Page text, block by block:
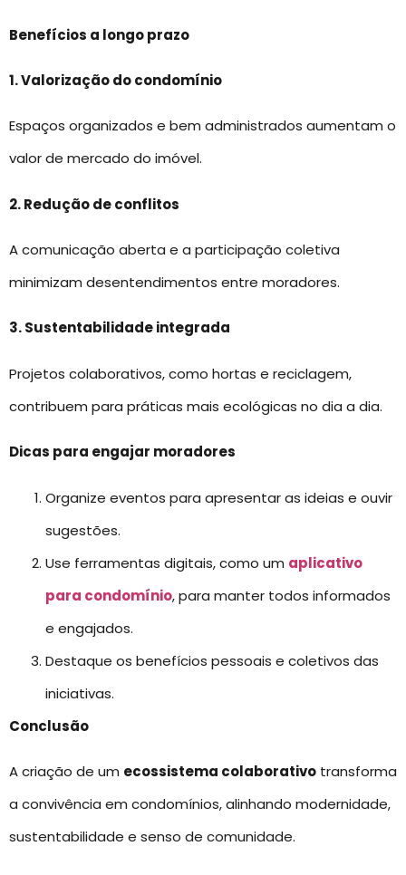
Benefícios a longo prazo
1. Valorização do condomínio
Espaços organizados e bem administrados aumentam o
valor de mercado do imóvel.
2. Redução de conflitos
A comunicação aberta e a participação coletiva
minimizam desentendimentos entre moradores.
3. Sustentabilidade integrada
Projetos colaborativos, como hortas e reciclagem,
contribuem para práticas mais ecológicas no dia a dia.
Dicas para engajar moradores
Organize eventos para apresentar as ideias e ouvir
sugestões.
Use ferramentas digitais, como um aplicativo
para condomínio, para manter todos informados
e engajados.
Destaque os benefícios pessoais e coletivos das
iniciativas.
Conclusão
A criação de um ecossistema colaborativo transforma
a convivência em condomínios, alinhando modernidade,
sustentabilidade e senso de comunidade.